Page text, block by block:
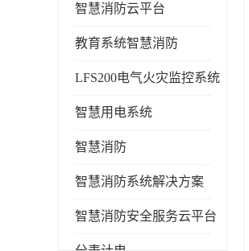
智慧消防云平台
教育系统智慧消防
LFS200电气火灾监控系统
智慧用电系统
智慧消防
智慧消防系统解决方案
智慧消防安全服务云平台